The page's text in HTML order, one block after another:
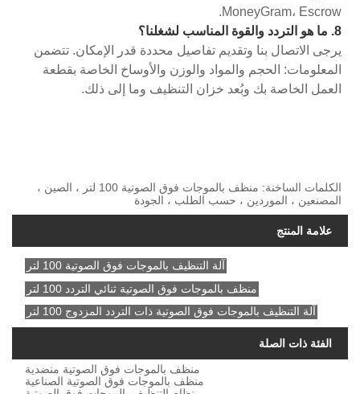
MoneyGram، Escrow.
8. ما هو التردد والقوة المناسب لشغلنا؟
يرجى الاتصال بنا وتقديم تفاصيل محددة قدر الإمكان. تتضمن
المعلومات: الحجم والمواد والوزن والأوساخ الخاصة بقطعة
العمل الخاصة بك وبُعد خزان التنظيف وما إلى ذلك.
الكلمات الساخنة: منظف ​​بالموجات فوق الصوتية 100 لتر ، الصين ،
المصنعين ، الموردين ، حسب الطلب ، الجودة
علامة المنتج
آلة التنظيف بالموجات فوق الصوتية 100 لتر
منظف ​​بالموجات فوق الصوتية ثنائي التردد 100 لتر
آلة التنظيف بالموجات فوق الصوتية ذات التردد المزدوج 100 لتر
الفئة ذات الصلة
منظف ​​بالموجات فوق الصوتية منضدية
منظف ​​بالموجات فوق الصوتية الصناعية